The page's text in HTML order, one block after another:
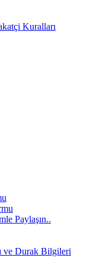
Kuralları
Paylaşın..
ve Durak Bilgileri